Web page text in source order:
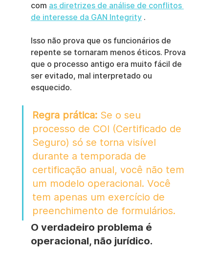
com as diretrizes de análise de conflitos
de interesse da GAN Integrity .
Isso não prova que os funcionários de
repente se tornaram menos éticos. Prova
que o processo antigo era muito fácil de
ser evitado, mal interpretado ou
esquecido.
Regra prática: Se o seu
processo de COI (Certificado de
Seguro) só se torna visível
durante a temporada de
certificação anual, você não tem
um modelo operacional. Você
tem apenas um exercício de
preenchimento de formulários.
O verdadeiro problema é
operacional, não jurídico.